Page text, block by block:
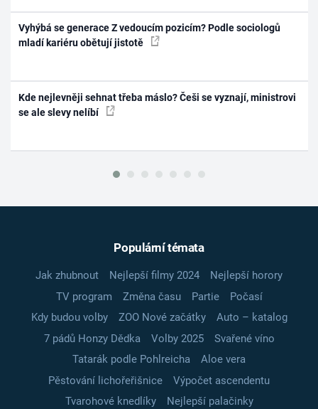
Vyhýbá se generace Z vedoucím pozicím? Podle sociologů
mladí kariéru obětují jistotě
Kde nejlevněji sehnat třeba máslo? Češi se vyznají, ministrovi
se ale slevy nelíbí
Populární témata
Jak zhubnout Nejlepší filmy 2024
Nejlepší horory
TV program
Změna času Partie
Počasí
Kdy budou volby
ZOO Nové začátky
Auto – katalog
7 pádů Honzy Dědka
Volby 2025
Svařené víno
Tatarák podle Pohlreicha
Aloe vera
Pěstování lichořeřišnice
Výpočet ascendentu
Tvarohové knedlíky
Nejlepší palačinky